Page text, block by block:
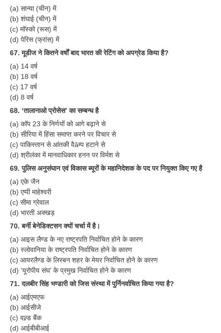
(a) सान्या (चीन) में
(b) शंघाई (चीन) में
(c) मॉस्को (रूस) में
(d) पेरिस (फ्रांस) में
67. मूडीज ने कितने वर्षों बाद भारत की रेटिंग को अपग्रेड किया है?
(a) 14 वर्ष
(b) 18 वर्ष
(c) 17 वर्ष
(d) 8 वर्ष
68. ‘तालानाओ प्रोसेस’ का सम्बन्ध है
(a) कॉप 23 के निर्णयों को आगे बढ़ाने से
(b) सीरिया में हिंसा समाप्त करने पर विचार से
(c) पाकिस्तान से आंतकी वैâम्प हटाने से
(d) श्रीलंका में मानवाधिकार हनन पर विर्मश से
69. पुलिस अनुसंघान एवं विकास ब्यूरों के महानिदेशक के पद पर नियुक्त किए गए है
(a) एके जैन
(b) एप्पी माहेश्वरी
(c) सीमा ग्रेवाल
(d) भारती अक्खड़
70. बर्नी बेनेडिक्टसन क्यों चर्चा में है।
(a) आइस लैण्ड के नए राष्ट्रपति निर्वाचित होने के कारण
(b) स्लोवानिया के राष्ट्रपति निर्वाचित होने के कारण
(c) आयरलैण्ड के लिस्बन शहर के मेयर निर्वाचित होने के कारण
(d) ‘यूरोपीय संघ’ के प्रमुख निर्वाचित होने के कारण
71. दलबीर सिंह भण्डारी को जिस संस्था में पुर्निनर्वाचित किया गया है?
(a) आईएमएफ
(b) आईसीजे
(c) वल्र्ड बैंक
(d) आईबीबीआई